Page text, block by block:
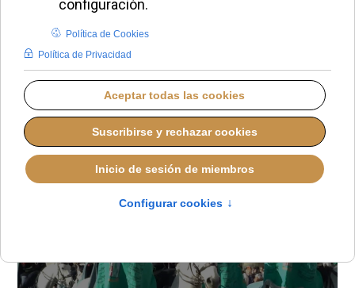
fiesta de San
Antonio Abad
ALMUDENA RODRIGO
DESDE EL VATICANO
DOMINGO, 18 ENERO 2026 10:30